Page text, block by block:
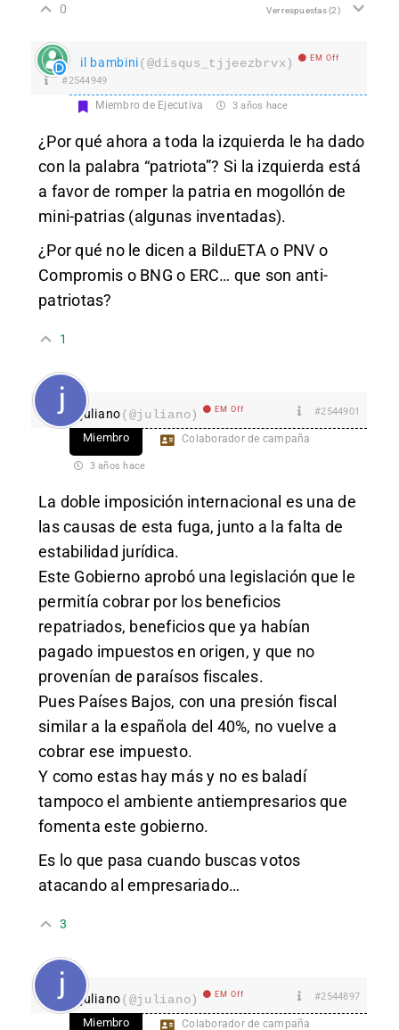
0 Ver respuestas(2)
il bambini(@disqus_tjjeezbrvx) EM Off
#2544949
Miembro de Ejecutiva 3 años hace
¿Por qué ahora a toda la izquierda le ha dado
con la palabra “patriota”? Si la izquierda está
a favor de romper la patria en mogollón de
mini-patrias (algunas inventadas).
¿Por qué no le dicen a BilduETA o PNV o
Compromis o BNG o ERC… que son anti-
patriotas?
1
juliano(@juliano) EM Off #2544901
Miembro Colaborador de campaña
3 años hace
La doble imposición internacional es una de
las causas de esta fuga, junto a la falta de
estabilidad jurídica.
Este Gobierno aprobó una legislación que le
permitía cobrar por los beneficios
repatriados, beneficios que ya habían
pagado impuestos en origen, y que no
provenían de paraísos fiscales.
Pues Países Bajos, con una presión fiscal
similar a la española del 40%, no vuelve a
cobrar ese impuesto.
Y como estas hay más y no es baladí
tampoco el ambiente antiempresarios que
fomenta este gobierno.
Es lo que pasa cuando buscas votos
atacando al empresariado…
3
juliano(@juliano) EM Off #2544897
Miembro Colaborador de campaña